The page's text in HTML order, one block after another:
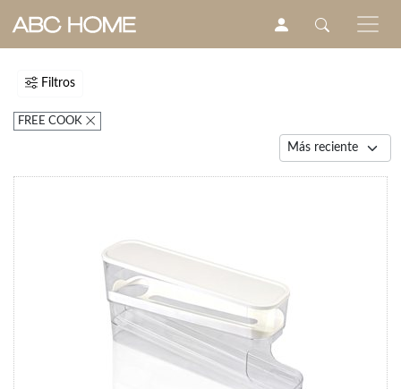
Filtros
FREE COOK